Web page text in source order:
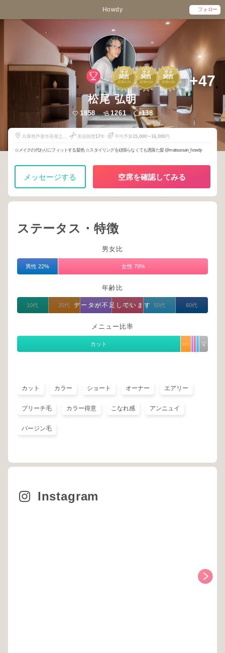
Howdy フォロー
2
関西
2026年 7月
2
関西
2026年 5月
2
関西
2026年 2月 +47
松尾 弘明
1858 1261 138
兵庫県芦屋市茶屋之町
美容師歴17年 平均予算15,000〜16,000円
☆メイクの代わりにフィットする髪色 ☆スタイリングを頑張らなくても洒落た髪 @matsuosan_howdy
メッセージする 空席を確認してみる
ステータス・特徴
男女比
男性 22% 女性 78%
年齢比
データが不足しています
10代 20代 30代 40代 50代 60代
メニュー比率
カット カラー
その
他
カット カラー ショート オーナー エアリー
ブリーチ毛 カラー得意 こなれ感 アンニュイ
バージン毛
Instagram